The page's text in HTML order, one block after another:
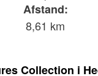
Afstand:
8,61 km
Collection i